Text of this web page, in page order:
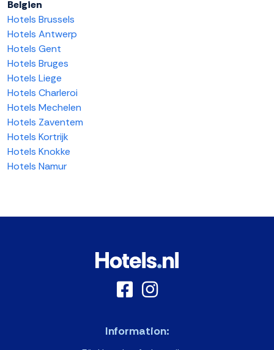
Belgien
Hotels Brussels
Hotels Antwerp
Hotels Gent
Hotels Bruges
Hotels Liege
Hotels Charleroi
Hotels Mechelen
Hotels Zaventem
Hotels Kortrijk
Hotels Knokke
Hotels Namur
Information: